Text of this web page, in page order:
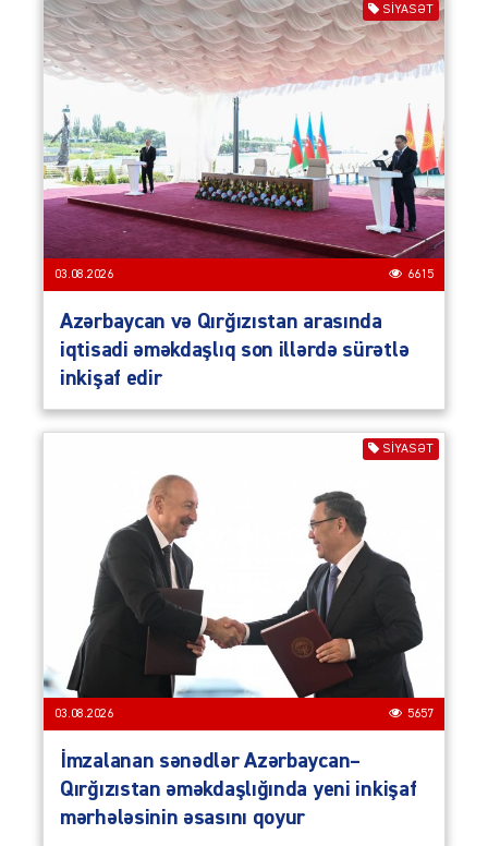
SIYASƏT
03.08.2026 6615
Azərbaycan və Qırğızıstan arasında
iqtisadi əməkdaşlıq son illərdə sürətlə
inkişaf edir
SIYASƏT
03.08.2026 5657
İmzalanan sənədlər Azərbaycan–
Qırğızıstan əməkdaşlığında yeni inkişaf
mərhələsinin əsasını qoyur